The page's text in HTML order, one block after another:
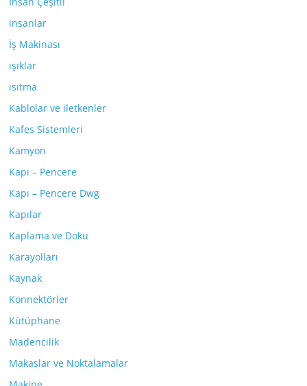
insanlar
İş Makinası
ışıklar
ısıtma
Kablolar ve iletkenler
Kafes Sistemleri
Kamyon
Kapı – Pencere
Kapı – Pencere Dwg
Kapılar
Kaplama ve Doku
Karayolları
Kaynak
Konnektörler
Kütüphane
Madencilik
Makaslar ve Noktalamalar